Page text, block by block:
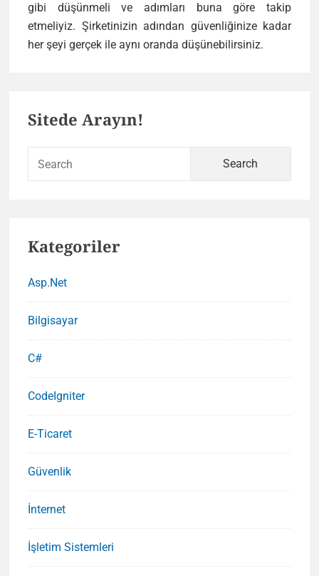
gibi düşünmeli ve adımları buna göre takip
etmeliyiz. Şirketinizin adından güvenliğinize kadar
her şeyi gerçek ile aynı oranda düşünebilirsiniz.
Sitede Arayın!
Kategoriler
Asp.Net
Bilgisayar
C#
CodeIgniter
E-Ticaret
Güvenlik
İnternet
İşletim Sistemleri